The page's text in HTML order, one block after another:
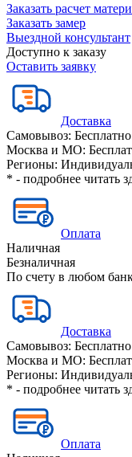
Заказать расчет
Заказать замер
Выездной консультант
Доступно к заказу
Оставить заявку
Доставка
Самовывоз: Бесплатно
Москва и МО:
Регионы:
* - подробнее читать
Оплата
Наличная
Безналичная
По счету в любом
Доставка
Самовывоз: Бесплатно
Москва и МО:
Регионы:
* - подробнее читать
Оплата